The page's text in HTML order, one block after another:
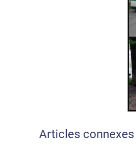
Articles connexes